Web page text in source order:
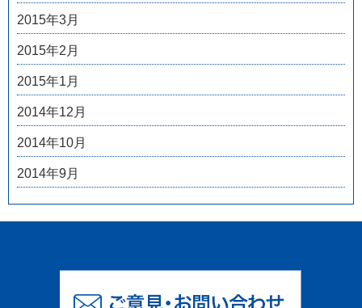
2015年3月
2015年2月
2015年1月
2014年12月
2014年10月
2014年9月